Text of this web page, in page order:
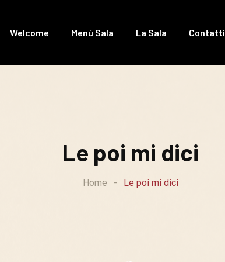
Welcome Menù Sala La Sala Contatti
Le poi mi dici
Home - Le poi mi dici